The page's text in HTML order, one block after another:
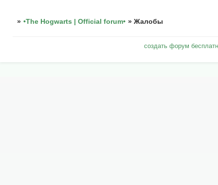
» •The Hogwarts | Official forum• »Жалобы
создать форум